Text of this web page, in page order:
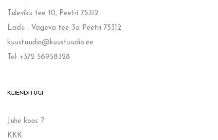
Tuleviku tee 10, Peetri 75312
Ladu : Vägeva tee 3a Peetri 75312
kuustuudio@kuustuudio.ee
Tel: +372 56958328
KLIENDITUGI
Juhe koos ?
KKK